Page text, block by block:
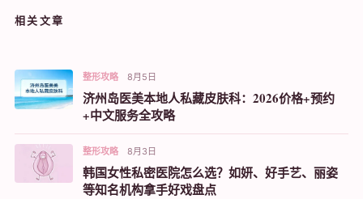
相关文章
整形攻略 8月5日
济州岛医美本地人私藏皮肤科：2026价格+预约
+中文服务全攻略
整形攻略 8月3日
韩国女性私密医院怎么选？如妍、好手艺、丽姿
等知名机构拿手好戏盘点